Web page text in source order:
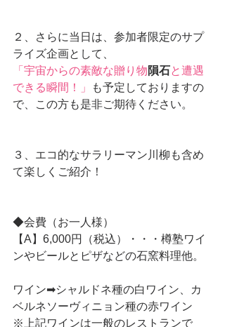
２、さらに当日は、参加者限定のサプ
ライズ企画として、
「宇宙からの素敵な贈り物隕石と遭遇
できる瞬間！」
も予定しておりますの
で、この方も是非ご期待ください。
３、エコ的なサラリーマン川柳も含め
て楽しくご紹介！
◆会費（お一人様）
【A】6,000円（税込）・・・樽塾ワイ
ンやビールとピザなどの石窯料理他。
ワイン➡シャルドネ種の白ワイン、カ
ベルネソーヴィニョン種の赤ワイン
※上記ワインは一般のレストランで